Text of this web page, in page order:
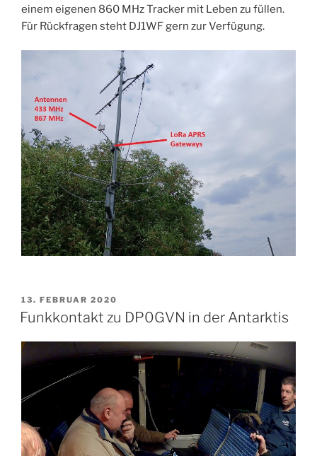
einem eigenen 860 MHz Tracker mit Leben zu füllen.
Für Rückfragen steht DJ1WF gern zur Verfügung.
VERÖFFENTLICHT
AM
13. FEBRUAR 2020
Funkkontakt zu DP0GVN in der Antarktis